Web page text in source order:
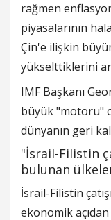
rağmen
piyasalarının
Çin'e ilişkin
yükselttiklerini
IMF Başkanı
büyük "motoru"
dünyanın geri
"İsrail-Filistin
bulunan
İsrail-Filistin
ekonomik